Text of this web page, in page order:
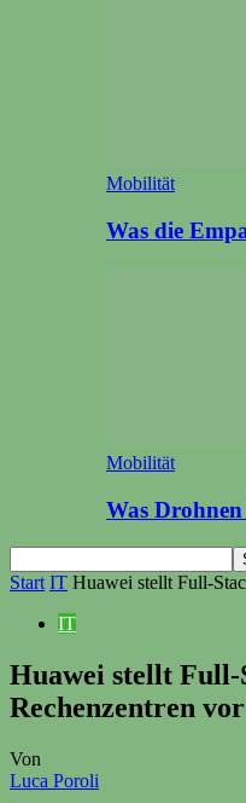
Mobilität
Was die
Mobilität
Was
Start IT Huawei stellt Full-
IT
Huawei stellt
Rechenzentren vor
Von
Luca Poroli